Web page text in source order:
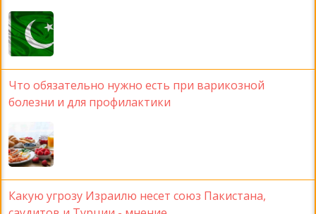
Что обязательно нужно есть при варикозной
болезни и для профилактики
Какую угрозу Израилю несет союз Пакистана,